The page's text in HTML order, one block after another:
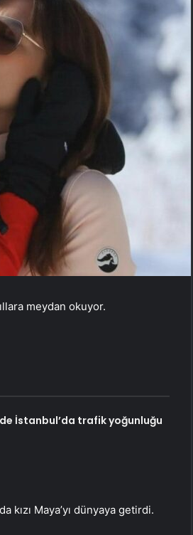
meydan okuyor.
İstanbul’da trafik yoğunluğu
kızı Maya’yı dünyaya getirdi.